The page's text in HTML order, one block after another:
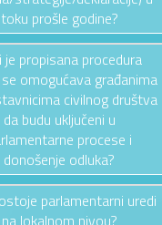
toku prošle godine?
je propisana procedura
omogućava građanima
civilnog društva
da budu uključeni u
procese i
donošenje odluka?
parlamentarni uredi
na lokalnom nivou?